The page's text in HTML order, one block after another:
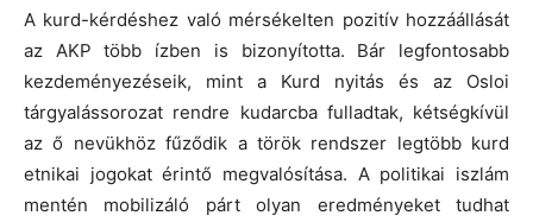
A kurd-kérdéshez való mérsékelten pozitív hozzáállását
az AKP több ízben is bizonyította. Bár legfontosabb
kezdeményezéseik, mint a Kurd nyitás és az Osloi
tárgyalássorozat rendre kudarcba fulladtak, kétségkívül
az ő nevükhöz fűződik a török rendszer legtöbb kurd
etnikai jogokat érintő megvalósítása. A politikai iszlám
mentén mobilizáló párt olyan eredményeket tudhat